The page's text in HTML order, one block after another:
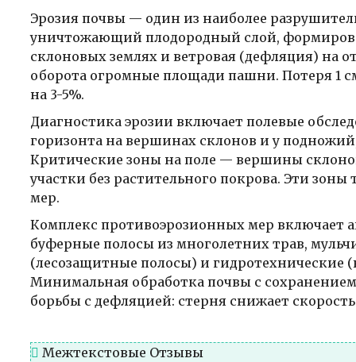
Эрозия почвы — один из наиболее
уничтожающий плодородный слой,
склоновых землях и ветровая (дефляция) на
оборота огромные площади пашни. Потеря 1
на 3-5%.
Диагностика эрозии включает полевые
горизонта на вершинах склонов и у
Критические зоны на поле — вершины
участки без растительного покрова. Эти
мер.
Комплекс противоэрозионных мер включает
буферные полосы из многолетних трав,
(лесозащитные полосы) и гидротехнические
Минимальная обработка почвы с
борьбы с дефляцией: стерня снижает
Межтекстовые Отзывы